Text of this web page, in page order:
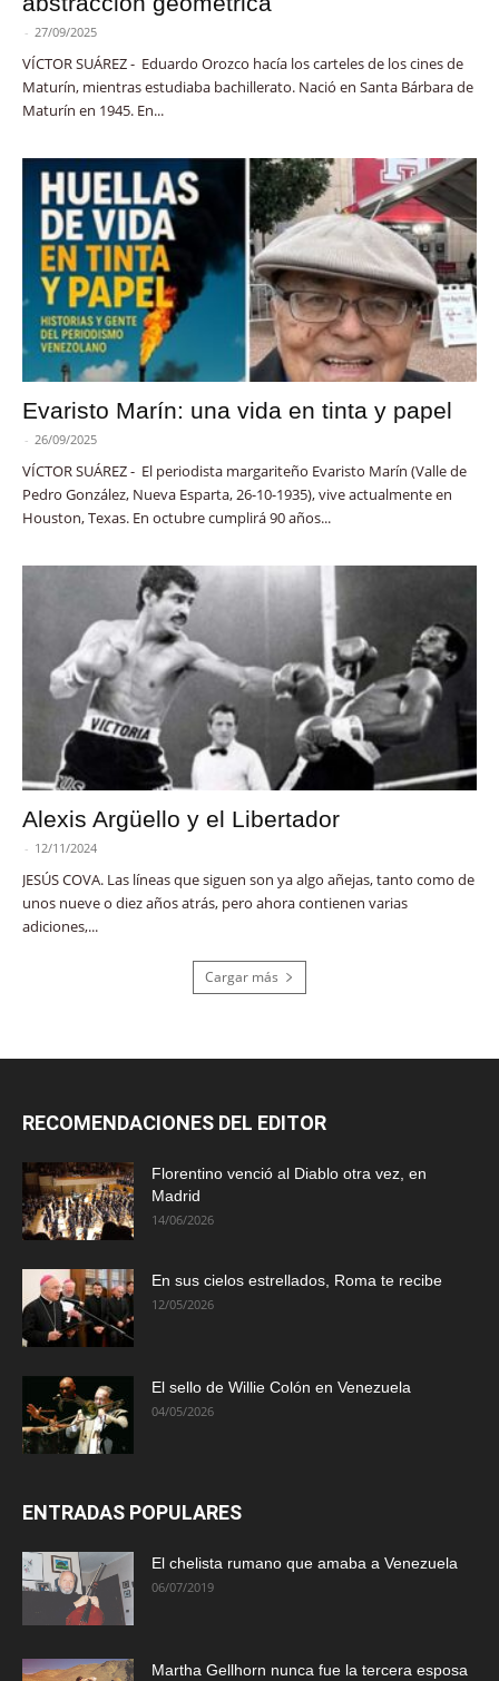
- 27/09/2025
VÍCTOR SUÁREZ - Eduardo Orozco hacía los carteles de los cines de
Maturín, mientras estudiaba bachillerato. Nació en Santa Bárbara de
Maturín en 1945. En...
Evaristo Marín: una vida en tinta y papel
- 26/09/2025
VÍCTOR SUÁREZ - El periodista margariteño Evaristo Marín (Valle de
Pedro González, Nueva Esparta, 26-10-1935), vive actualmente en
Houston, Texas. En octubre cumplirá 90 años...
Alexis Argüello y el Libertador
- 12/11/2024
JESÚS COVA. Las líneas que siguen son ya algo añejas, tanto como de
unos nueve o diez años atrás, pero ahora contienen varias
adiciones,...
Cargar más
RECOMENDACIONES DEL EDITOR
Florentino venció al Diablo otra vez, en
Madrid
14/06/2026
En sus cielos estrellados, Roma te recibe
12/05/2026
El sello de Willie Colón en Venezuela
04/05/2026
ENTRADAS POPULARES
El chelista rumano que amaba a Venezuela
06/07/2019
Martha Gellhorn nunca fue la tercera esposa